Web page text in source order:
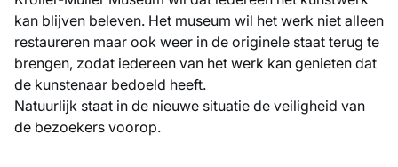
kan blijven beleven. Het museum wil het werk niet alleen
restaureren maar ook weer in de originele staat terug te
brengen, zodat iedereen van het werk kan genieten dat
de kunstenaar bedoeld heeft.
Natuurlijk staat in de nieuwe situatie de veiligheid van
de bezoekers voorop.